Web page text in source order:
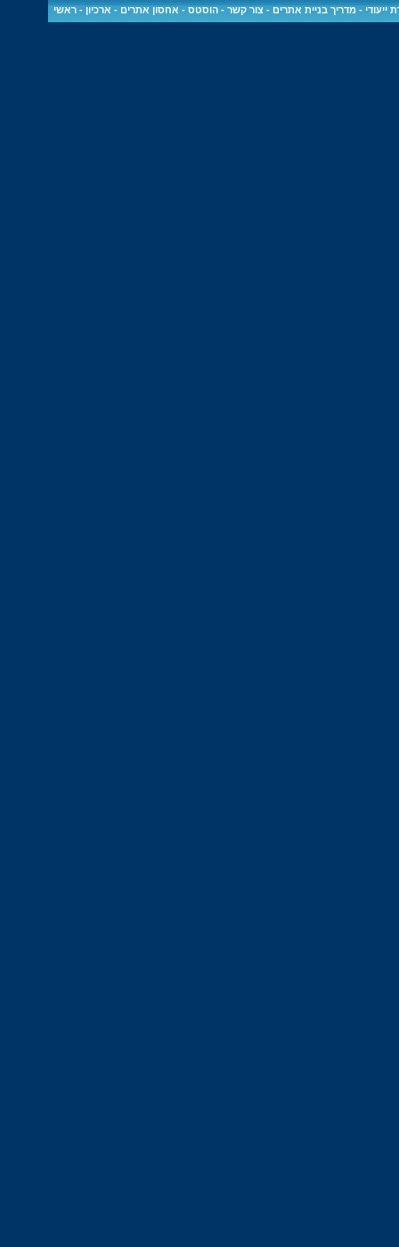
ייעודי -מדריך בניית אתרים -צור קשר -הוסטס - אחסון אתרים - ארכיון -ראשי